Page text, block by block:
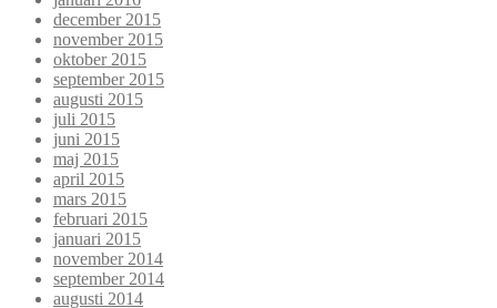
december 2015
november 2015
oktober 2015
september 2015
augusti 2015
juli 2015
juni 2015
maj 2015
april 2015
mars 2015
februari 2015
januari 2015
november 2014
september 2014
augusti 2014